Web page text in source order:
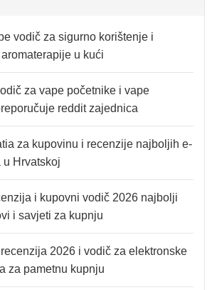
vodič za sigurno korištenje i
u kući
za vape početnike i vape
reddit zajednica
za kupovinu i recenzije najboljih e-
u Hrvatskoj
i kupovni vodič 2026 najbolji
i savjeti za kupnju
2026 i vodič za elektronske
za pametnu kupnju